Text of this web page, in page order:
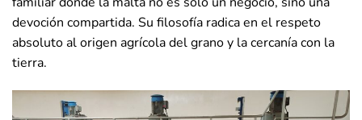
devoción compartida. Su filosofía radica en el respeto
absoluto al origen agrícola del grano y la cercanía con la
tierra.